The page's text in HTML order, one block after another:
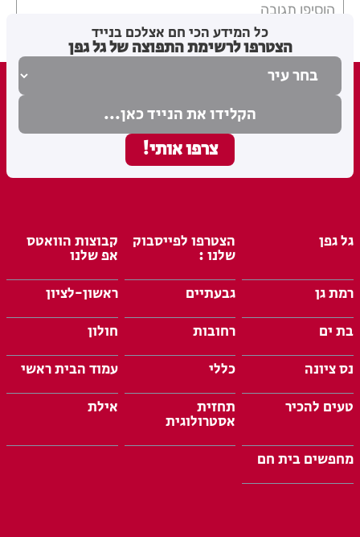
הוסיפו תגובה
כל המידע הכי חם אצלכם בנייד
הצטרפו לרשימת התפוצה של גל גפן
גל גפן הצטרפו לפייסבוק
שלנו :
קבוצות הוואטס
אפ שלנו
רמת גן
גבעתיים
ראשון-לציון
בת ים
רחובות
חולון
נס ציונה
כללי
עמוד הבית ראשי
טעים להכיר
תחזית
אסטרולוגית
אילת
מחפשים בית חם